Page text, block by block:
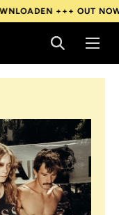
+++OUT NOW:
+++